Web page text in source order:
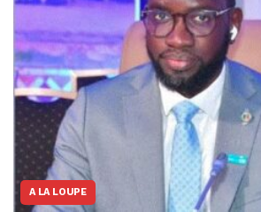
A LA LOUPE